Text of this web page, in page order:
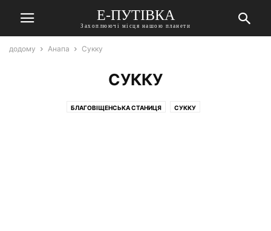
Е-ПУТІВКА
Захоплюючі місця нашою планети
додому Анапа Сукку
СУККУ
БЛАГОВІЩЕНСЬКА СТАНИЦЯ СУККУ